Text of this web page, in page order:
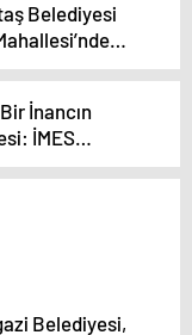
yapılan ve
projeleri
Belediyesi
dönüşüm
İnancın
İMES
ve Kitap
Belediyesi,